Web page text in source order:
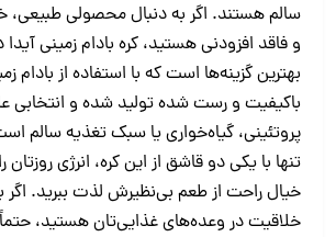
سالم هستند. اگر به دنبال محصولی طبیعی،
و فاقد افزودنی هستید، کره بادام زمینی
بهترین گزینه‌ها است که با استفاده از بادام
باکیفیت و رست شده تولید شده و انتخابی
پروتئینی، گیاه‌خواری یا سبک تغذیه سالم
تنها با یکی دو قاشق از این کره، انرژی روزتان
خیال راحت از طعم بی‌نظیرش لذت ببرید. اگر
خلاقیت در وعده‌های غذایی‌تان هستید،